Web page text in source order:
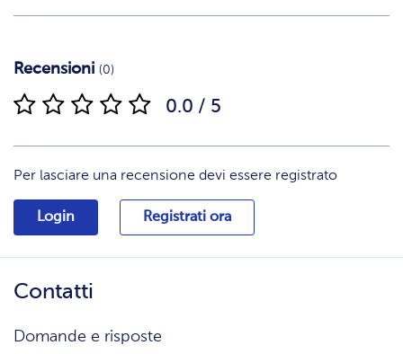
Recensioni (0)
0.0 / 5
Per lasciare una recensione devi essere registrato
Login Registrati ora
Contatti
Domande e risposte